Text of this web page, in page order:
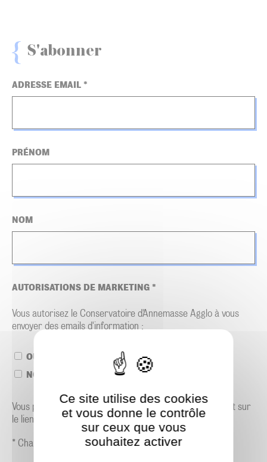
S'abonner
ADRESSE EMAIL *
PRÉNOM
NOM
AUTORISATIONS DE MARKETING *
Vous autorisez le Conservatoire d'Annemasse Agglo à vous
envoyer des emails d'information :
OUI
NON
Vous pourrez vous désabonner à tout moment en cliquant sur
le lien dans le bas de page de nos e-mails.
* Champs requis
Ce site utilise des cookies
et vous donne le contrôle
sur ceux que vous
souhaitez activer